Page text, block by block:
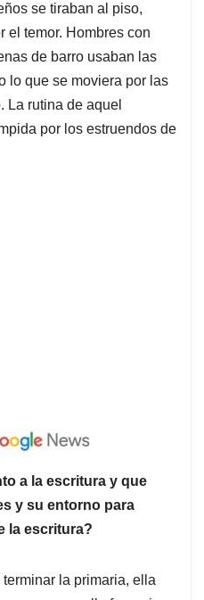
se tiraban al piso,
el temor. Hombres con
de barro usaban las
lo que se moviera por las
La rutina de aquel
por los estruendos de
a la escritura y que
y su entorno para
la escritura?
la primaria, ella